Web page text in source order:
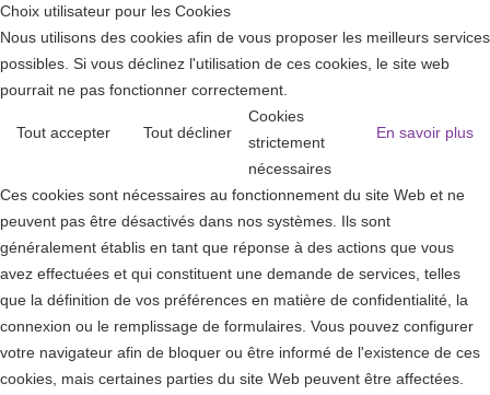
Choix utilisateur pour les Cookies
Nous utilisons des cookies afin de vous proposer les meilleurs services
possibles. Si vous déclinez l'utilisation de ces cookies, le site web
pourrait ne pas fonctionner correctement.
Tout accepter Tout décliner En savoir plus
Cookies
strictement
nécessaires
Ces cookies sont nécessaires au fonctionnement du site Web et ne
peuvent pas être désactivés dans nos systèmes. Ils sont
généralement établis en tant que réponse à des actions que vous
avez effectuées et qui constituent une demande de services, telles
que la définition de vos préférences en matière de confidentialité, la
connexion ou le remplissage de formulaires. Vous pouvez configurer
votre navigateur afin de bloquer ou être informé de l'existence de ces
cookies, mais certaines parties du site Web peuvent être affectées.